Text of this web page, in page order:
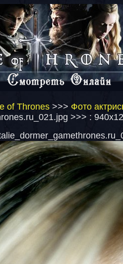
of Thrones >>> Фото
>>> :